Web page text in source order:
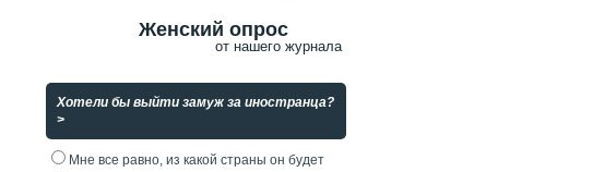
Женский опрос
от нашего журнала
Хотели бы выйти замуж за иностранца?
>
Мне все равно, из какой страны он будет